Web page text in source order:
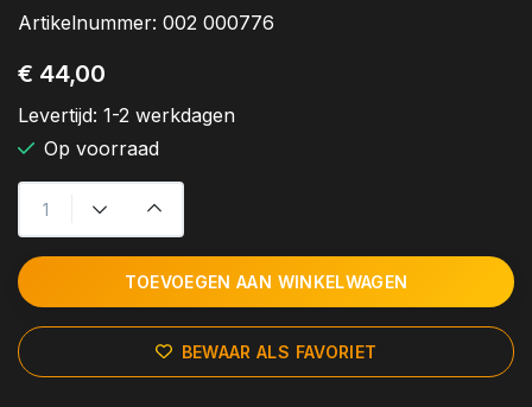
Artikelnummer: 002 000776
€ 44,00
Levertijd: 1-2 werkdagen
Op voorraad
TOEVOEGEN AAN WINKELWAGEN
BEWAAR ALS FAVORIET